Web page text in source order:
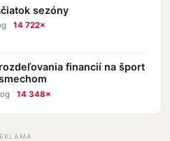
sezóny
14 722×
financií na šport
14 348×